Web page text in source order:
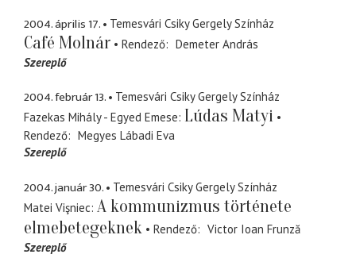
2004. április 17. Temesvári Csiky Gergely Színház
Café Molnár Rendező
Demeter András
Szereplő
2004. február 13.
Temesvári Csiky Gergely Színház
Fazekas Mihály - Egyed Emese Lúdas Matyi
Rendező
Megyes Lábadi Eva
Szereplő
2004. január 30.
Temesvári Csiky Gergely Színház
Matei Vişniec A kommunizmus története
elmebetegeknek
Rendező
Victor Ioan Frunză
Szereplő